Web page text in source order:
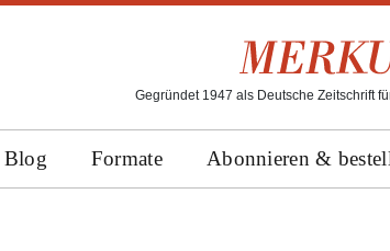
Gegründet 1947 als Deutsche Zeitschrift
Blog Formate Abonnieren &